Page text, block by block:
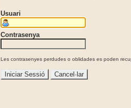
Usuari
Contrasenya
Les contrasenyes perdudes o oblidades es poden